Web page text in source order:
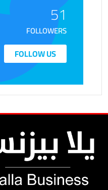
51
FOLLOWERS
FOLLOW US